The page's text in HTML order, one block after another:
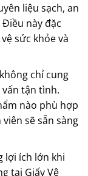
liệu sạch, an
này đặc
sức khỏe và
chỉ cung
tận tình.
nào phù hợp
sẽ sẵn sàng
lợi ích lớn khi
tại Giấy Vệ